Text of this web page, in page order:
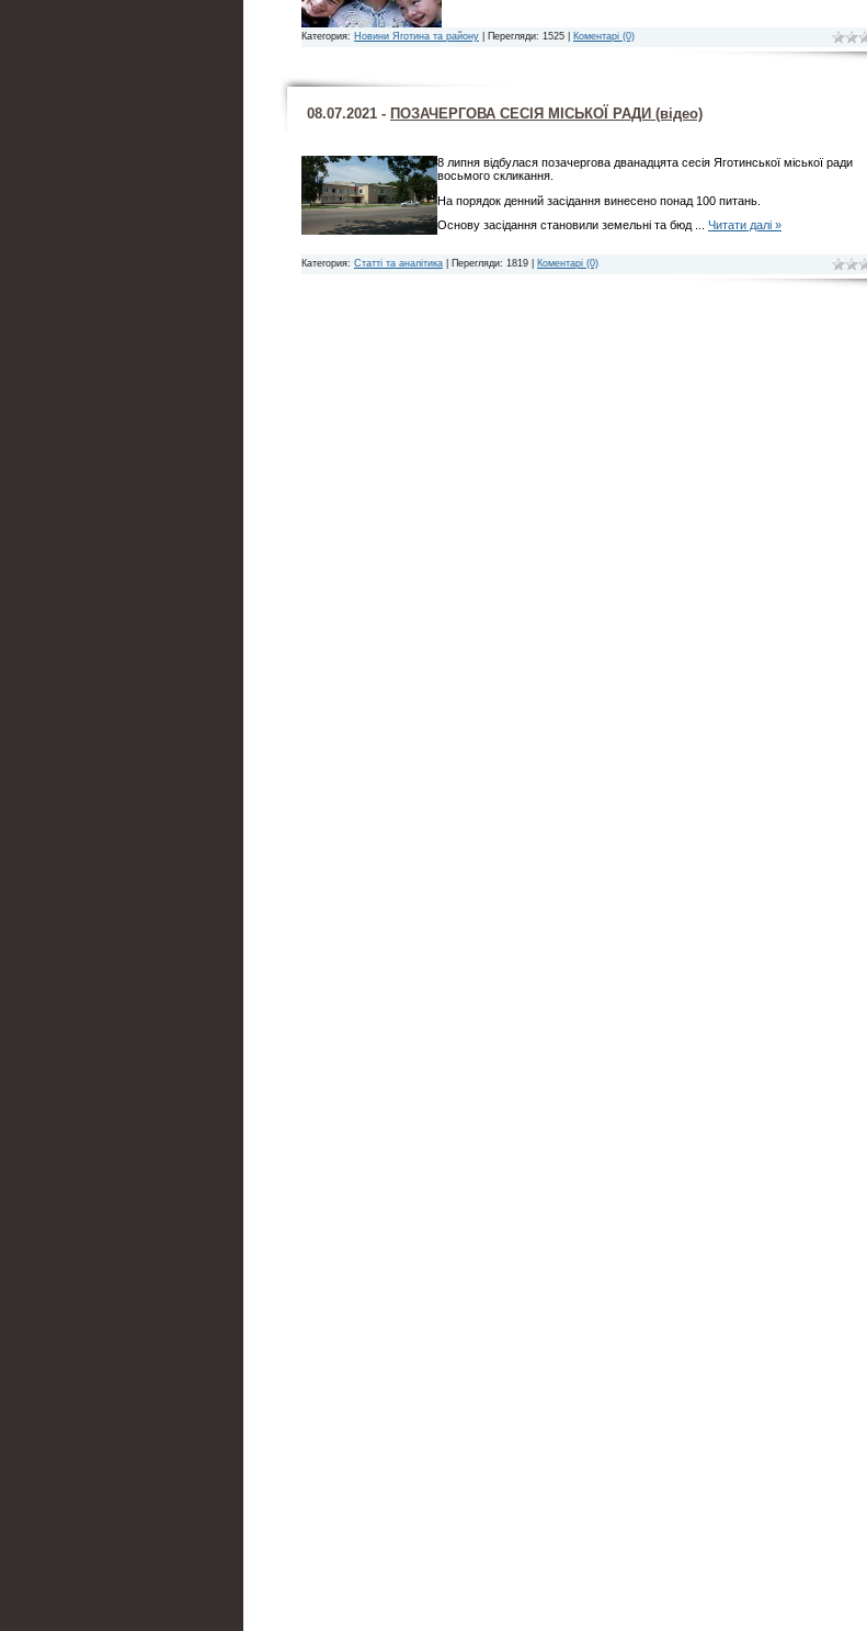
Категория: Новини Яготина та району | Перегляди: 1525 | Коментарі (0)
08.07.2021 - ПОЗАЧЕРГОВА СЕСІЯ МІСЬКОЇ РАДИ (відео)
8 липня відбулася позачергова дванадцята сесія Яготинської міської ради
восьмого скликання.
На порядок денний засідання винесено понад 100 питань.
Основу засідання становили земельні та бюд
Читати далі »
Категория: Статті та аналітика | Перегляди: 1819 | Коментарі (0)